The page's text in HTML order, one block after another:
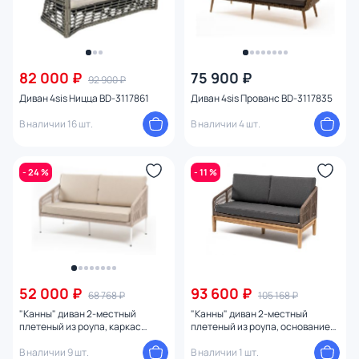
82 000 ₽ 92 900 ₽
Диван 4sis Ницца BD-3117861
В наличии 16 шт.
75 900 ₽
Диван 4sis Прованс BD-3117835
В наличии 4 шт.
- 24 %
52 000 ₽ 68 768 ₽
"Канны" диван 2-местный
плетеный из роупа, каркас
бежевый круглый, ткань
В наличии 9 шт.
- 11 %
93 600 ₽ 105 168 ₽
"Канны" диван 2-местный
плетеный из роупа, основание
дуб, роуп коричневый круглый,
ткань темно-серая 027 BD-
В наличии 1 шт.